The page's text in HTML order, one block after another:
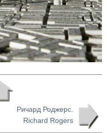
Ричард Роджерс.
Richard Rogers